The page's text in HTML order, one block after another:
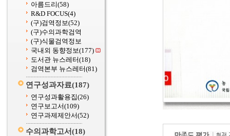
아름드리(58)
R&D FOCUS(4)
(구)검역정보(52)
(구)수의과학검역
(구)식물검역정보
국내외 동향정보(177)
도서관 뉴스레터(18)
검역본부 뉴스레터(81)
연구성과자료(187)
연구성과활용집(26)
연구보고서(109)
연구과제제안서(52)
수의과학고서(18)